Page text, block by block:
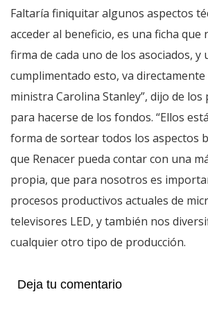
Faltaría finiquitar algunos aspectos
acceder al beneficio, es una ficha que
firma de cada uno de los asociados, y
cumplimentado esto, va directamente
ministra Carolina Stanley”, dijo de los
para hacerse de los fondos. “Ellos
forma de sortear todos los aspectos
que Renacer pueda contar con una
propia, que para nosotros es
procesos productivos actuales de
televisores LED, y también nos
cualquier otro tipo de producción.
Deja tu comentario